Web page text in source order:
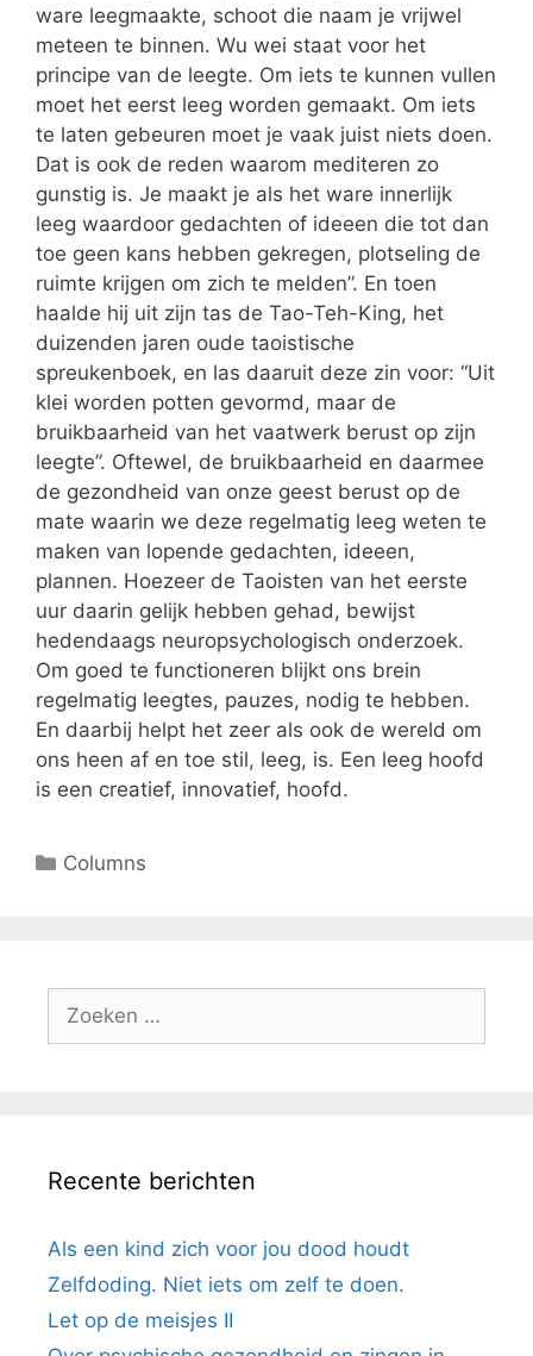
ware leegmaakte, schoot die naam je vrijwel
meteen te binnen. Wu wei staat voor het
principe van de leegte. Om iets te kunnen vullen
moet het eerst leeg worden gemaakt. Om iets
te laten gebeuren moet je vaak juist niets doen.
Dat is ook de reden waarom mediteren zo
gunstig is. Je maakt je als het ware innerlijk
leeg waardoor gedachten of ideeen die tot dan
toe geen kans hebben gekregen, plotseling de
ruimte krijgen om zich te melden”. En toen
haalde hij uit zijn tas de Tao-Teh-King, het
duizenden jaren oude taoistische
spreukenboek, en las daaruit deze zin voor: “Uit
klei worden potten gevormd, maar de
bruikbaarheid van het vaatwerk berust op zijn
leegte”. Oftewel, de bruikbaarheid en daarmee
de gezondheid van onze geest berust op de
mate waarin we deze regelmatig leeg weten te
maken van lopende gedachten, ideeen,
plannen. Hoezeer de Taoisten van het eerste
uur daarin gelijk hebben gehad, bewijst
hedendaags neuropsychologisch onderzoek.
Om goed te functioneren blijkt ons brein
regelmatig leegtes, pauzes, nodig te hebben.
En daarbij helpt het zeer als ook de wereld om
ons heen af en toe stil, leeg, is. Een leeg hoofd
is een creatief, innovatief, hoofd.
Columns
Recente berichten
Als een kind zich voor jou dood houdt
Zelfdoding. Niet iets om zelf te doen.
Let op de meisjes II